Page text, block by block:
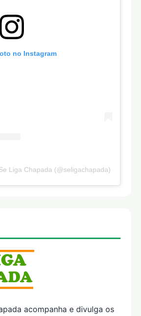
no Instagram
Liga Chapada (@seligachapada)
acompanha e divulga os